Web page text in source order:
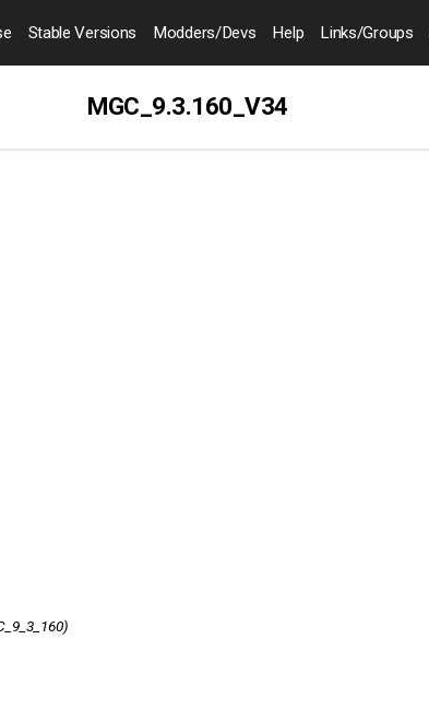
Stable Versions Modders/Devs Help Links/Groups
MGC_9.3.160_V34